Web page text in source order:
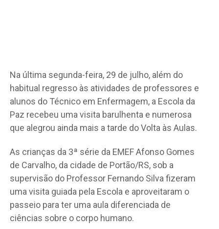
Na última segunda-feira, 29 de julho, além do
habitual regresso às atividades de professores e
alunos do Técnico em Enfermagem, a Escola da
Paz recebeu uma visita barulhenta e numerosa
que alegrou ainda mais a tarde do Volta às Aulas.
As crianças da 3ª série da EMEF Afonso Gomes
de Carvalho, da cidade de Portão/RS, sob a
supervisão do Professor Fernando Silva fizeram
uma visita guiada pela Escola e aproveitaram o
passeio para ter uma aula diferenciada de
ciências sobre o corpo humano.